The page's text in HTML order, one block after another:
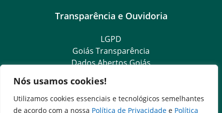
Nós usamos cookies!
Utilizamos cookies essenciais e tecnológicos semelhantes
de acordo com a nossa Política de Privacidade e Política
Transparência e Ouvidoria
LGPD
Goiás Transparência
Dados Abertos Goiás
Ouvidoria Geral
SIC – Serviço de Informação ao Cidadão
e-SIC – Serviço Eletrônico de Informação ao Cidadão